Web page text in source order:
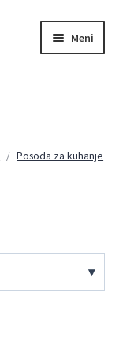
Meni
/ Posoda za kuhanje